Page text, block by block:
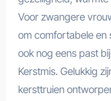
Voor zwangere
om comfortabele en
ook nog eens past
Kerstmis. Gelukkig
kersttruien